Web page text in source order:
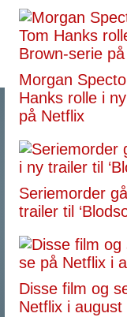
Morgan
Hanks rolle i
på Netflix
Seriemorder
trailer til
Disse film og
Netflix i august